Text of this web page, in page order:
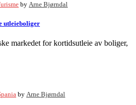
by Arne Bjørndal
utleieboliger
markedet for kortidsutleie av boliger,
by Arne Bjørndal